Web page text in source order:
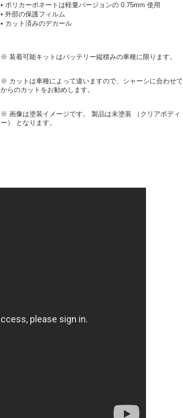
• ポリカーボネートは軽量バージョンの 0.75mm 使用
• 外部の保護フィルム
• カット済みのデカール
※ 装着可能キットはバッテリー縦積みの車種に限ります。
※ カットは車種によって違いますので、シャーシに合わせて
からのカットをお勧めします。
※ 画像は塗装イメージです。 製品は未塗装 （クリアボディ
ー） となります。